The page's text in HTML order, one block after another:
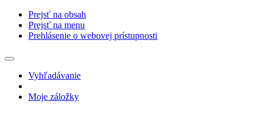
Prejsť na obsah
Prejsť na menu
Prehlásenie o webovej prístupnosti
Vyhľadávanie
Moje záložky